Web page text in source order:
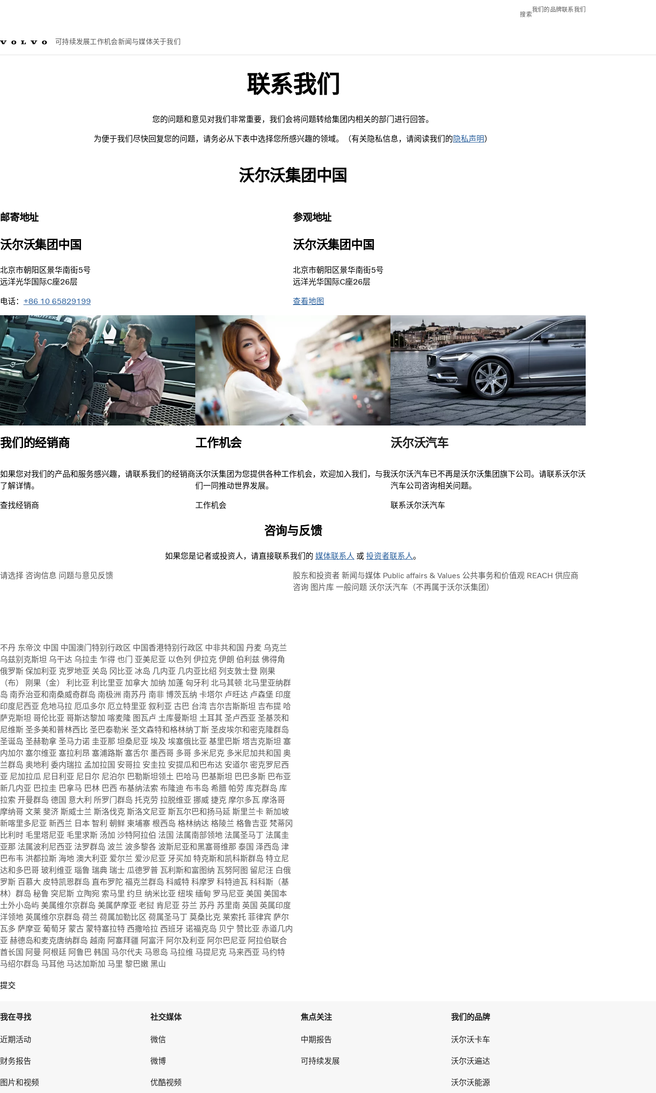
搜索
我们的品牌联系我们
可持续发展工作机会新闻与媒体关于我们
联系我们
您的问题和意见对我们非常重要，我们会将问题转给集团内相关的部门进行回答。
为便于我们尽快回复您的问题，请务必从下表中选择您所感兴趣的领域。（有关隐私信息，请阅读我们的 隐私声明）
沃尔沃集团中国
邮寄地址
沃尔沃集团中国
北京市朝阳区景华南街5号
远洋光华国际C座26层
电话： +86 10 65829199
参观地址
沃尔沃集团中国
北京市朝阳区景华南街5号
远洋光华国际C座26层
查看地图
我们的经销商
如果您对我们的产品和服务感兴趣，请联系我们的经销商
了解详情。
查找经销商
工作机会
沃尔沃集团为您提供各种工作机会，欢迎加入我们，与我
们一同推动世界发展。
工作机会
沃尔沃汽车
沃尔沃汽车已不再是沃尔沃集团旗下公司。请联系沃尔沃
汽车公司咨询相关问题。
联系沃尔沃汽车
咨询与反馈
如果您是记者或投资人，请直接联系我们的 媒体联系人 或 投资者联系人。
请选择 咨询信息 问题与意见反馈 股东和投资者 新闻与媒体 Public affairs & Values 公共事务和价值观 REACH 供应商
咨询 图片库 一般问题 沃尔沃汽车（不再属于沃尔沃集团）
不丹 东帝汶 中国 中国澳门特别行政区 中国香港特别行政区 中非共和国 丹麦 乌克兰
乌兹别克斯坦 乌干达 乌拉圭 乍得 也门 亚美尼亚 以色列 伊拉克 伊朗 伯利兹 佛得角
俄罗斯 保加利亚 克罗地亚 关岛 冈比亚 冰岛 几内亚 几内亚比绍 列支敦士登 刚果
（布）
刚果（金） 利比亚 利比里亚 加拿大 加纳 加蓬 匈牙利 北马其顿 北马里亚纳群
岛 南乔治亚和南桑威奇群岛 南极洲 南苏丹 南非 博茨瓦纳 卡塔尔 卢旺达 卢森堡 印度
印度尼西亚 危地马拉 厄瓜多尔 厄立特里亚 叙利亚 古巴 台湾 吉尔吉斯斯坦 吉布提 哈
萨克斯坦 哥伦比亚 哥斯达黎加 喀麦隆 图瓦卢 土库曼斯坦 土耳其 圣卢西亚 圣基茨和
尼维斯 圣多美和普林西比 圣巴泰勒米 圣文森特和格林纳丁斯 圣皮埃尔和密克隆群岛
圣诞岛 圣赫勒拿 圣马力诺 圭亚那 坦桑尼亚 埃及 埃塞俄比亚 基里巴斯 塔吉克斯坦 塞
内加尔 塞尔维亚 塞拉利昂 塞浦路斯 塞舌尔 墨西哥 多哥 多米尼克 多米尼加共和国 奥
兰群岛 奥地利 委内瑞拉 孟加拉国 安哥拉 安圭拉 安提瓜和巴布达 安道尔 密克罗尼西
亚 尼加拉瓜 尼日利亚 尼日尔 尼泊尔 巴勒斯坦领土 巴哈马 巴基斯坦 巴巴多斯 巴布亚
新几内亚 巴拉圭 巴拿马 巴林 巴西 布基纳法索 布隆迪 布韦岛 希腊 帕劳 库克群岛 库
拉索 开曼群岛 德国 意大利 所罗门群岛 托克劳 拉脱维亚 挪威 捷克 摩尔多瓦 摩洛哥
摩纳哥 文莱 斐济 斯威士兰 斯洛伐克 斯洛文尼亚 斯瓦尔巴和扬马延 斯里兰卡 新加坡
新喀里多尼亚 新西兰 日本 智利 朝鲜 柬埔寨 根西岛 格林纳达 格陵兰 格鲁吉亚 梵蒂冈
比利时 毛里塔尼亚 毛里求斯 汤加 沙特阿拉伯 法国 法属南部领地 法属圣马丁 法属圭
亚那 法属波利尼西亚 法罗群岛 波兰 波多黎各 波斯尼亚和黑塞哥维那 泰国 泽西岛 津
巴布韦 洪都拉斯 海地 澳大利亚 爱尔兰 爱沙尼亚 牙买加 特克斯和凯科斯群岛 特立尼
达和多巴哥 玻利维亚 瑙鲁 瑞典 瑞士 瓜德罗普 瓦利斯和富图纳 瓦努阿图 留尼汪 白俄
罗斯 百慕大 皮特凯恩群岛 直布罗陀 福克兰群岛 科威特 科摩罗 科特迪瓦 科科斯（基
林）群岛 秘鲁 突尼斯 立陶宛 索马里 约旦 纳米比亚 纽埃 缅甸 罗马尼亚 美国 美国本
土外小岛屿 美属维尔京群岛 美属萨摩亚 老挝 肯尼亚 芬兰 苏丹 苏里南 英国 英属印度
洋领地 英属维尔京群岛 荷兰 荷属加勒比区 荷属圣马丁 莫桑比克 莱索托 菲律宾 萨尔
瓦多 萨摩亚 葡萄牙 蒙古 蒙特塞拉特 西撒哈拉 西班牙 诺福克岛 贝宁 赞比亚 赤道几内
亚 赫德岛和麦克唐纳群岛 越南 阿塞拜疆 阿富汗 阿尔及利亚 阿尔巴尼亚 阿拉伯联合
酋长国 阿曼 阿根廷 阿鲁巴 韩国 马尔代夫 马恩岛 马拉维 马提尼克 马来西亚 马约特
马绍尔群岛 马耳他 马达加斯加 马里 黎巴嫩 黑山
提交
我在寻找
近期活动
财务报告
图片和视频
社交媒体
微信
微博
优酷视频
焦点关注
中期报告
可持续发展
我们的品牌
沃尔沃卡车
沃尔沃遍达
沃尔沃能源